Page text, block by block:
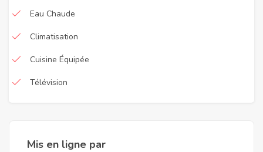
Eau Chaude
Climatisation
Cuisine Équipée
Télévision
Mis en ligne par